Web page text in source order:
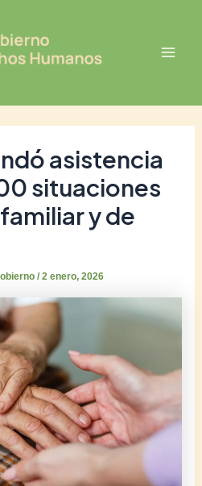
asistencia
situaciones
y de
/2 enero, 2026